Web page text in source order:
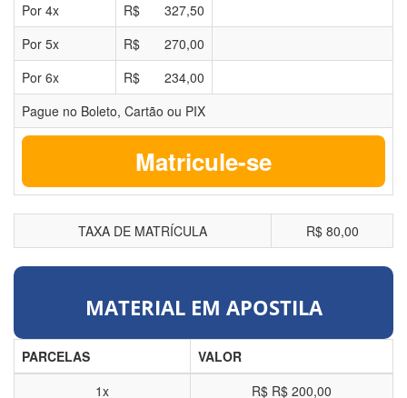
Por 4x R$
327,50
Por 5x R$
270,00
Por 6x R$
234,00
Pague no Boleto, Cartão ou PIX
Matricule-se
TAXA DE MATRÍCULA R$ 80,00
MATERIAL EM APOSTILA
PARCELAS
VALOR
1x
R$ R$ 200,00